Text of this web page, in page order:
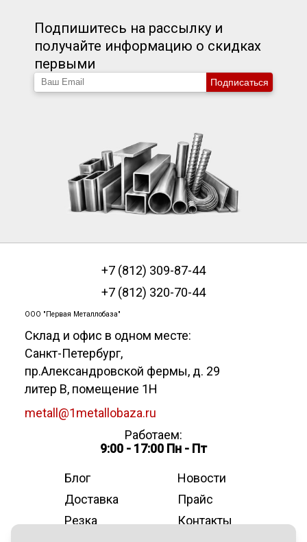
Подпишитесь на рассылку и
получайте информацию о скидках
первыми
Подписаться
+7 (812) 309-87-44
+7 (812) 320-70-44
ООО "Первая Металлобаза"
Склад и офис в одном месте:
Санкт-Петербург,
пр.Александровской фермы, д. 29
литер В, помещение 1Н
metall@1metallobaza.ru
Работаем:
9:00 - 17:00 Пн - Пт
Блог
Новости
Доставка
Прайс
Резка
Контакты